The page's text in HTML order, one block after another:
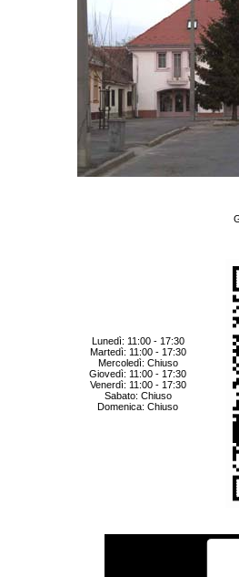
Lunedì: 11:00 - 17:30
Martedì: 11:00 - 17:30
Mercoledì: Chiuso
Giovedì: 11:00 - 17:30
Venerdì: 11:00 - 17:30
Sabato: Chiuso
Domenica: Chiuso